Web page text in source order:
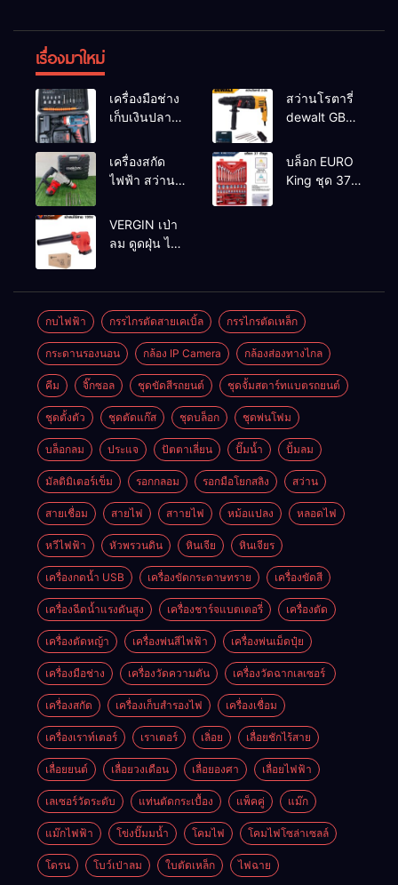
เรื่องมาใหม่
เครื่องมือช่าง
เก็บเงินปลาย
สว่านโรตารี่
dewalt GBH
2-26 DFR ทุ่น
ทองแดงแท้
100%
เครื่องสกัด
ไฟฟ้า สว่าน
MAKTEC รุ่น MT2926A
บล็อก EURO
King ชุด 37
VERGIN เป่า
ลม ดูดฝุ่น ไร้
กบไฟฟ้า กรรไกรตัดสายเคเบิ้ล กรรไกรตัดเหล็ก
กระดานรองนอน กล้อง IP Camera กล้องส่องทางไกล
คีม จิ๊กซอล ชุดขัดสีรถยนต์​ ชุดจั้มสตาร์ทแบตรถยนต์
ชุดตั้งตัว ชุดตัดแก๊ส ชุดบล็อก ชุดพ่นโฟม
บล็อกลม ประแจ ปัตตาเลี่ยน ปั๊มน้ำ ปั้มลม
มัลติมิเตอร์เข็ม รอกกลอม รอกมือโยกสลิง สว่าน
สายเชื่อม สายไฟ สาายไฟ หม้อแปลง หลอดไฟ
หวีไฟฟ้า หัวพรวนดิน หินเจีย หินเจียร
เครื่องกดน้ำ USB เครื่องขัดกระดาษทราย เครื่องขัดสี
เครื่องฉีดน้ำแรงดันสูง เครื่องชาร์จแบตเตอรี่ เครื่องตัด
เครื่องตัดหญ้า เครื่องพ่นสีไฟฟ้า เครื่องพ่นเม็ดปุ๋ย
เครื่องมือช่าง เครื่องวัดความดัน เครื่องวัดฉากเลเซอร์
เครื่องสกัด เครื่องเก็บสํารองไฟ เครื่องเชื่อม
เครื่องเราท์เตอร์ เราเตอร์ เลิ่อย เลื่อยชักไร้สาย
เลื่อยยนต์ เลื่อยวงเดือน เลื่อยองศา เลื่อยไฟฟ้า
เลเซอร์วัดระดับ แท่นตัดกระเบื้อง แพ็คคู่ แม๊ก
แม๊กไฟฟ้า โข่งปั๊มมน้ำ โคมไฟ โคมไฟโซล่าเซลล์
โดรน โบว์เป่าลม ใบตัดเหล็ก ไฟฉาย